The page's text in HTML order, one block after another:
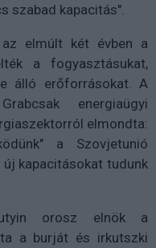
szabad kapacitás".
elmúlt két évben a
a fogyasztásukat,
álló erőforrásokat. A
energiaügyi
elmondta:
a Szovjetunió
új kapacitásokat tudunk
orosz elnök a
a burját és irkutszki